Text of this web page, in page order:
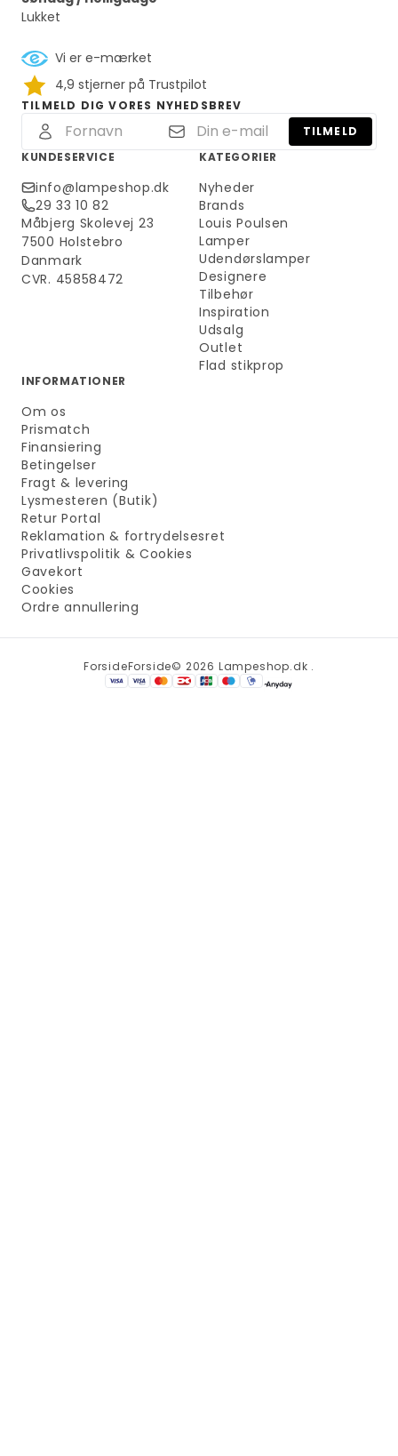
Lukket
Vi er e-mærket
4,9 stjerner på Trustpilot
TILMELD DIG VORES NYHEDSBREV
TILMELD
KUNDESERVICE
info@lampeshop.dk
29 33 10 82
Måbjerg Skolevej 23
7500 Holstebro
Danmark
CVR. 45858472
KATEGORIER
Nyheder
Brands
Louis Poulsen
Lamper
Udendørslamper
Designere
Tilbehør
Inspiration
Udsalg
Outlet
Flad stikprop
INFORMATIONER
Om os
Prismatch
Finansiering
Betingelser
Fragt & levering
Lysmesteren (Butik)
Retur Portal
Reklamation & fortrydelsesret
Privatlivspolitik & Cookies
Gavekort
Cookies
Ordre annullering
ForsideForside© 2026 Lampeshop.dk .